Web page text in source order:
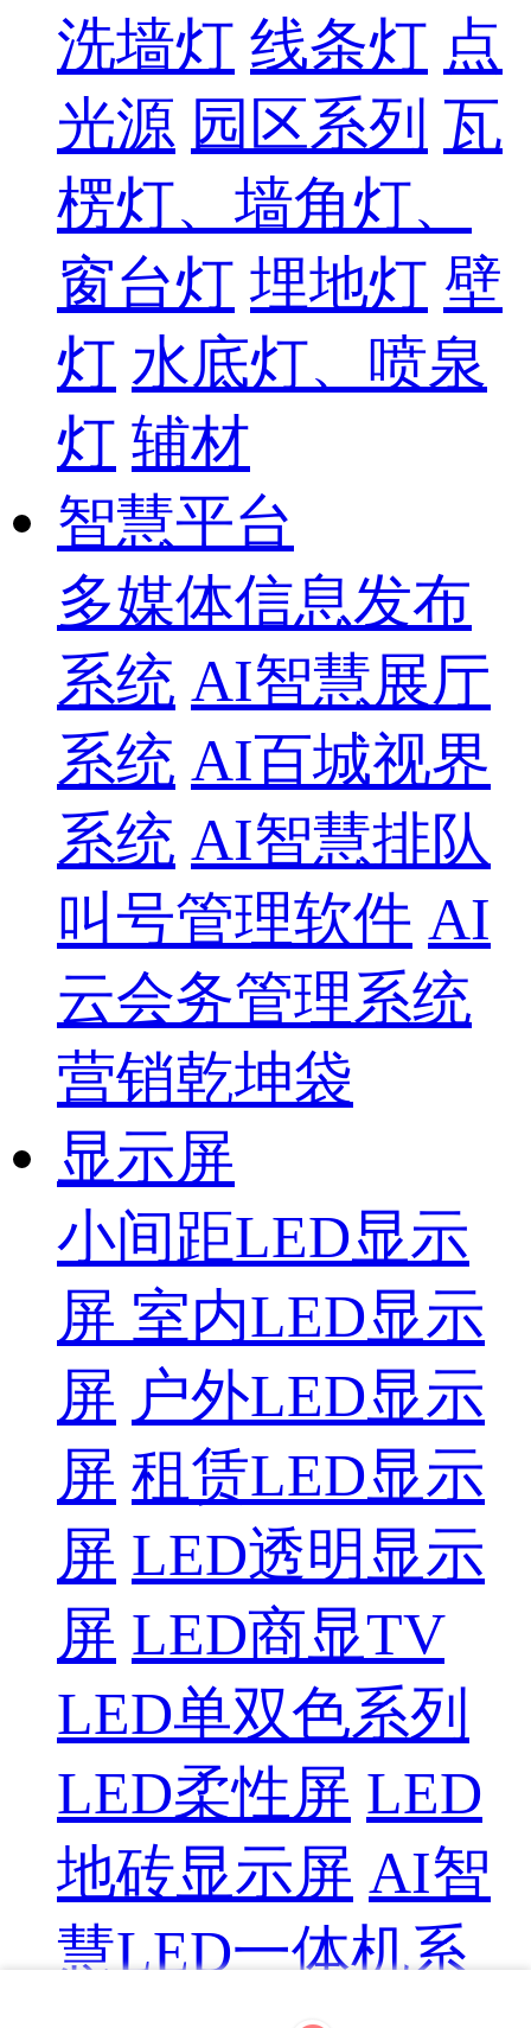
洗墙灯 线条灯 点
光源 园区系列 瓦
楞灯、墙角灯、
窗台灯 埋地灯 壁
灯 水底灯、喷泉
灯 辅材
智慧平台
多媒体信息发布
系统 AI智慧展厅
系统 AI百城视界
系统 AI智慧排队
叫号管理软件 AI
云会务管理系统
营销乾坤袋
显示屏
小间距LED显示
屏 室内LED显示
屏 户外LED显示
屏 租赁LED显示
屏 LED透明显示
屏 LED商显TV
LED单双色系列
LED柔性屏 LED
地砖显示屏 AI智
慧LED一体机系